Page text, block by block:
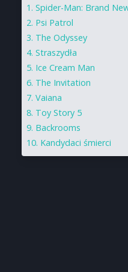
Spider-Man: Brand
Psi Patrol
The Odyssey
Straszydła
Ice Cream Man
The Invitation
Vaiana
Toy Story 5
Backrooms
Kandydaci śmierci